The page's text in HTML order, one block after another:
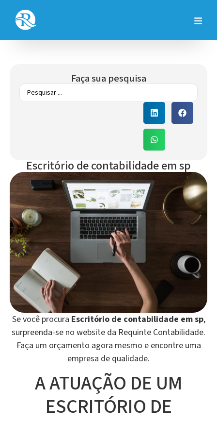
Escritório de contabilidade em sp
Se você procura Escritório de contabilidade em sp,
surpreenda-se no website da Requinte Contabilidade.
Faça um orçamento agora mesmo e encontre uma
empresa de qualidade.
A ATUAÇÃO DE UM
ESCRITÓRIO DE
Faça sua pesquisa